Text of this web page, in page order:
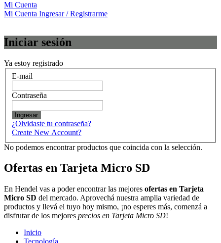
Mi Cuenta
Mi Cuenta Ingresar / Registrarme
Iniciar sesión
Ya estoy registrado
E-mail
Contraseña
Ingresar
¿Olvidaste tu contraseña?
Create New Account?
No podemos encontrar productos que coincida con la selección.
Ofertas en Tarjeta Micro SD
En Hendel vas a poder encontrar las mejores ofertas en Tarjeta
Micro SD del mercado. Aprovechá nuestra amplia variedad de
productos y llevá el tuyo hoy mismo, ¡no esperes más, comenzá a
disfrutar de los mejores precios en Tarjeta Micro SD!
Inicio